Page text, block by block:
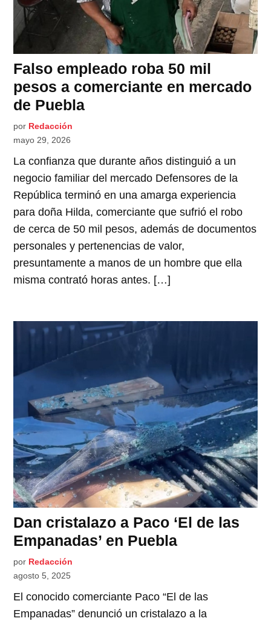
Falso empleado roba 50 mil
pesos a comerciante en mercado
de Puebla
por Redacción
mayo 29, 2026
La confianza que durante años distinguió a un
negocio familiar del mercado Defensores de la
República terminó en una amarga experiencia
para doña Hilda, comerciante que sufrió el robo
de cerca de 50 mil pesos, además de documentos
personales y pertenencias de valor,
presuntamente a manos de un hombre que ella
misma contrató horas antes. […]
Dan cristalazo a Paco ‘El de las
Empanadas’ en Puebla
por Redacción
agosto 5, 2025
El conocido comerciante Paco “El de las
Empanadas” denunció un cristalazo a la